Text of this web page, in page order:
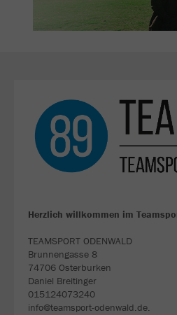
Herzlich willkommen im
TEAMSPORT ODENWALD
Brunnengasse 8
74706 Osterburken
Daniel Breitinger
015124073240
info@teamsport-odenwald.de.